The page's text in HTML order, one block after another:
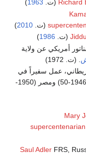
Richard
1963
)
(ت.2010
)
1986
)
أمريكي عن ولاية
. (ت. 1972)
عمل سفيراً في
(1946-50) ومصر (1950-
Mary
supercentenarian
Saul Adler FRS,